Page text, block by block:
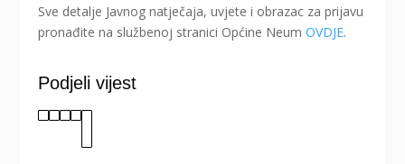
Sve detalje Javnog natječaja, uvjete i obrazac za prijavu
pronađite na službenoj stranici Općine NeumOVDJE.
Podjeli vijest